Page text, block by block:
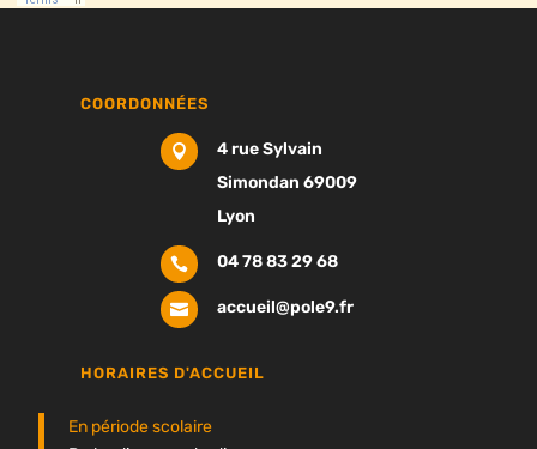
COORDONNÉES

4 rue Sylvain
Simondan 69009
Lyon
 04 78 83 29 68
 accueil@pole9.fr
HORAIRES D'ACCUEIL
En période scolaire